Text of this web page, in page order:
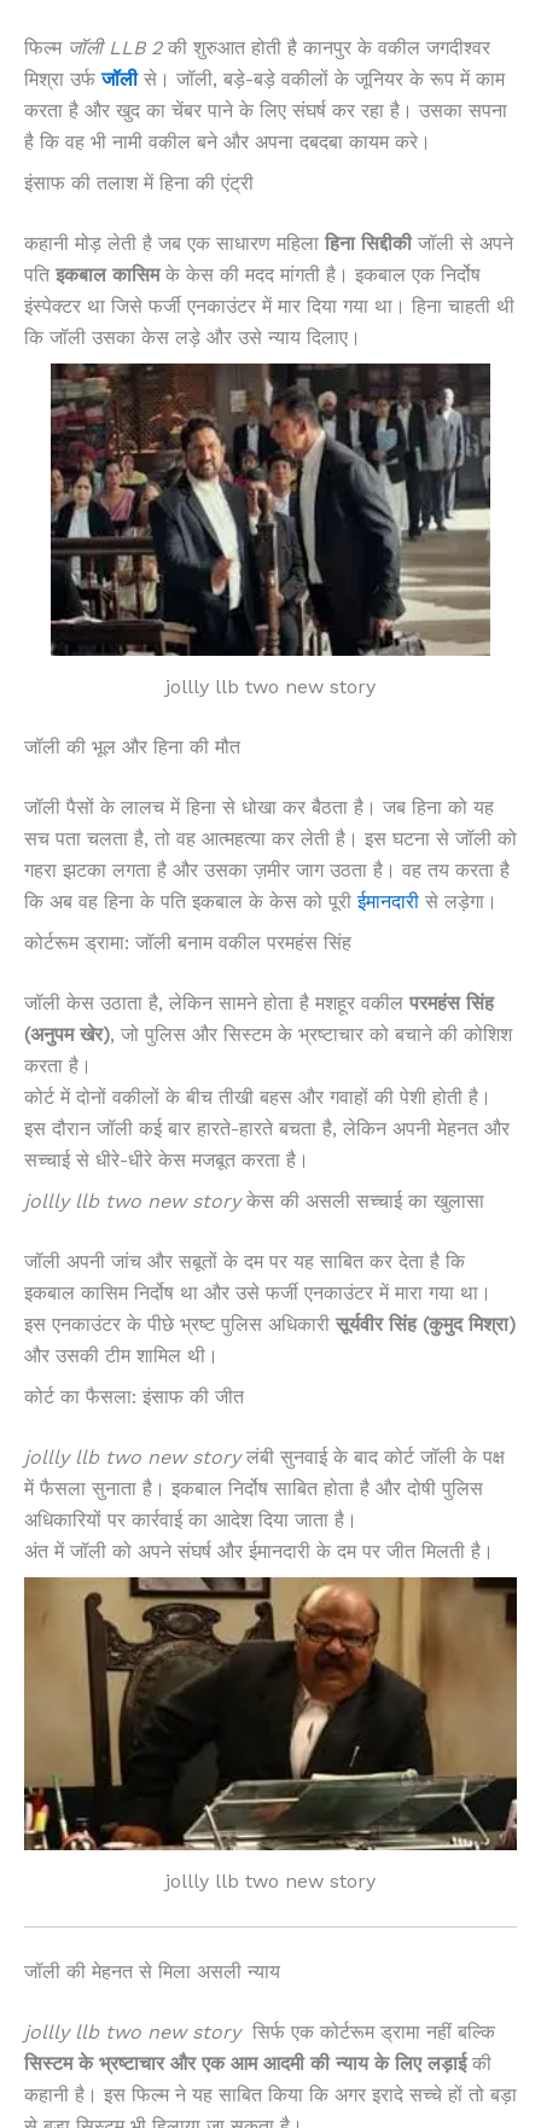
फिल्म जॉली LLB 2की शुरुआत होती है कानपुर के वकील जगदीश्वर
मिश्रा उर्फजॉलीसे। जॉली, बड़े-बड़े वकीलों के जूनियर के रूप में काम
करता है और खुद का चेंबर पाने के लिए संघर्ष कर रहा है। उसका सपना
है कि वह भी नामी वकील बने और अपना दबदबा कायम करे।
इंसाफ की तलाश में हिना की एंट्री
कहानी मोड़ लेती है जब एक साधारण महिला हिना सिद्दीकीजॉली से अपने
पति इकबाल कासिमके केस की मदद मांगती है। इकबाल एक निर्दोष
इंस्पेक्टर था जिसे फर्जी एनकाउंटर में मार दिया गया था। हिना चाहती थी
कि जॉली उसका केस लड़े और उसे न्याय दिलाए।
jollly llb two new story
जॉली की भूल और हिना की मौत
जॉली पैसों के लालच में हिना से धोखा कर बैठता है। जब हिना को यह
सच पता चलता है, तो वह आत्महत्या कर लेती है। इस घटना से जॉली को
गहरा झटका लगता है और उसका ज़मीर जाग उठता है। वह तय करता है
कि अब वह हिना के पति इकबाल के केस को पूरी ईमानदारी से लड़ेगा।
कोर्टरूम ड्रामा: जॉली बनाम वकील परमहंस सिंह
जॉली केस उठाता है, लेकिन सामने होता है मशहूर वकील परमहंस सिंह
(अनुपम खेर), जो पुलिस और सिस्टम के भ्रष्टाचार को बचाने की कोशिश
करता है।
कोर्ट में दोनों वकीलों के बीच तीखी बहस और गवाहों की पेशी होती है।
इस दौरान जॉली कई बार हारते-हारते बचता है, लेकिन अपनी मेहनत और
सच्चाई से धीरे-धीरे केस मजबूत करता है।
jollly llb two new storyकेस की असली सच्चाई का खुलासा
जॉली अपनी जांच और सबूतों के दम पर यह साबित कर देता है कि
इकबाल कासिम निर्दोष था और उसे फर्जी एनकाउंटर में मारा गया था।
इस एनकाउंटर के पीछे भ्रष्ट पुलिस अधिकारी सूर्यवीर सिंह (कुमुद मिश्रा)
और उसकी टीम शामिल थी।
कोर्ट का फैसला: इंसाफ की जीत
jollly llb two new storyलंबी सुनवाई के बाद कोर्ट जॉली के पक्ष
में फैसला सुनाता है। इकबाल निर्दोष साबित होता है और दोषी पुलिस
अधिकारियों पर कार्रवाई का आदेश दिया जाता है।
अंत में जॉली को अपने संघर्ष और ईमानदारी के दम पर जीत मिलती है।
jollly llb two new story
जॉली की मेहनत से मिला असली न्याय
jollly llb two new story सिर्फ एक कोर्टरूम ड्रामा नहीं बल्कि
सिस्टम के भ्रष्टाचार और एक आम आदमी की न्याय के लिए लड़ाईकी
कहानी है। इस फिल्म ने यह साबित किया कि अगर इरादे सच्चे हों तो बड़ा